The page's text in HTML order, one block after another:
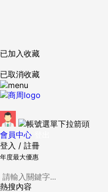
已加入收藏
已取消收藏
會員中心
登入 / 註冊
年度最大優惠
熱搜內容